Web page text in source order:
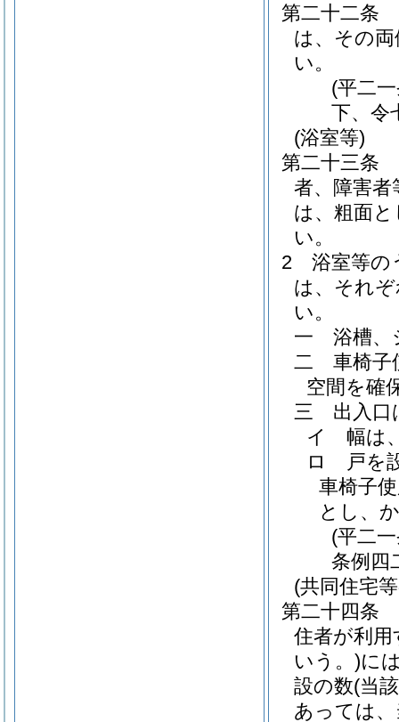
第二十二条
は、その
い。
(平二
下、令
(浴室等)
第二十三条
者、障害
は、粗面
い。
2
浴室等の
は、それ
い。
一
浴槽、
二
車椅子
空間を確
三
出入
イ
幅は
ロ
戸を
車椅子
とし、
(平二
条例四
(共同住宅
第二十四条
住者が利
いう。)に
設の数(当
あっては